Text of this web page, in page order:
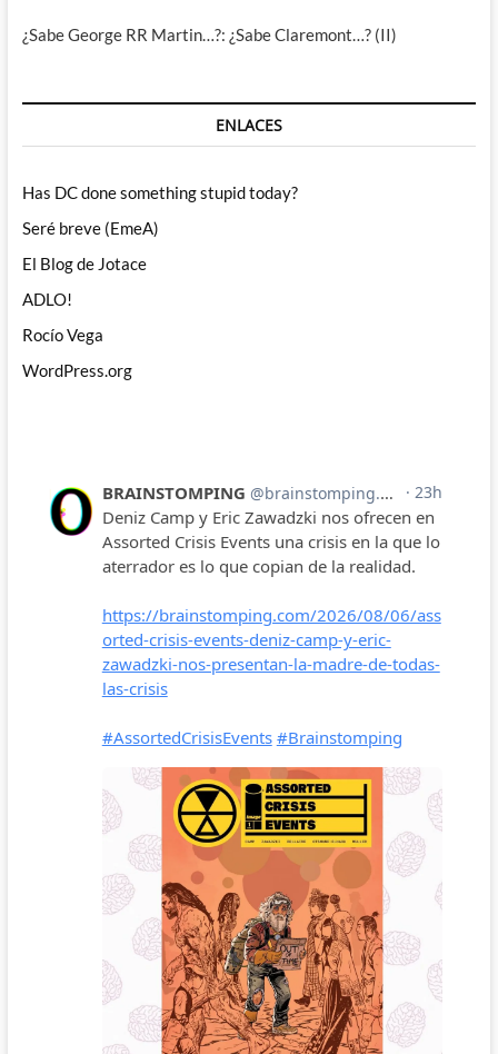
¿Sabe George RR Martin…?: ¿Sabe Claremont…? (II)
ENLACES
Has DC done something stupid today?
Seré breve (EmeA)
El Blog de Jotace
ADLO!
Rocío Vega
WordPress.org